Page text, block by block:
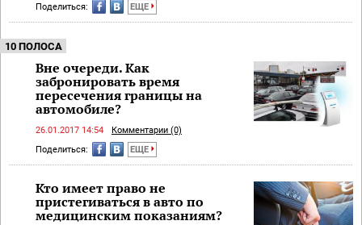
Поделиться: ЕЩЕ
10 ПОЛОСА
Вне очереди. Как
забронировать время
пересечения границы на
автомобиле?
26.01.2017 14:54
Комментарии (0)
Поделиться:
ЕЩЕ
Кто имеет право не
пристегиваться в авто по
медицинским показаниям?